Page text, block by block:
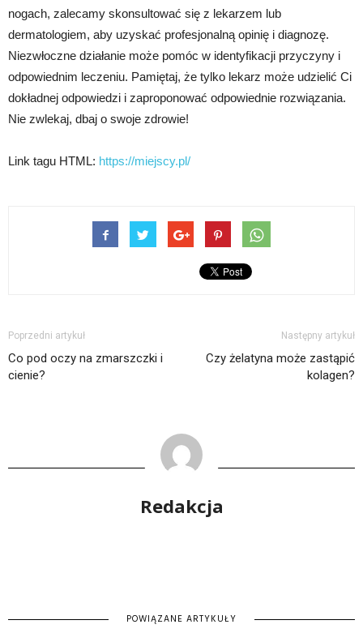
nogach, zalecamy skonsultować się z lekarzem lub
dermatologiem, aby uzyskać profesjonalną opinię i diagnozę.
Niezwłoczne działanie może pomóc w identyfikacji przyczyny i
odpowiednim leczeniu. Pamiętaj, że tylko lekarz może udzielić Ci
dokładnej odpowiedzi i zaproponować odpowiednie rozwiązania.
Nie zwlekaj, dbaj o swoje zdrowie!
Link tagu HTML: https://miejscy.pl/
Poprzedni artykuł
Co pod oczy na zmarszczki i
cienie?
Następny artykuł
Czy żelatyna może zastąpić
kolagen?
Redakcja
POWIĄZANE ARTYKUŁY